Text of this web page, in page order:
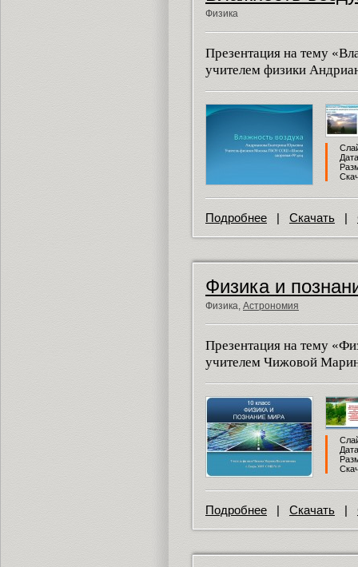
Физика
Презентация на тему
учителем физики
Подробнее | Скачать |
Физика и
Физика, Астрономия
Презентация на тему
учителем Чижовой
Подробнее | Скачать |